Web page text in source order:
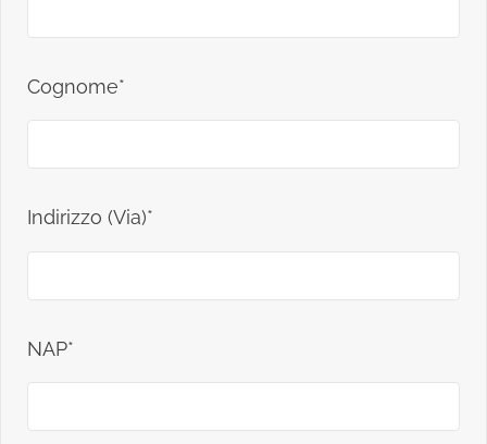
Cognome*
Indirizzo (Via)*
NAP*